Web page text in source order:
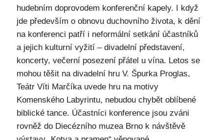
hudebním doprovodem konferenční kapely. I když
jde především o obnovu duchovního života, k dění
na konferenci patří i neformální setkání účastníků
a jejich kulturní vyžití – divadelní představení,
koncerty, večerní posezení přátel u vína. Letos se
mohou těšit na divadelní hru V. Špurka Proglas,
Teátr Víti Marčíka uvede hru na motivy
Komenského Labyrintu, nebudou chybět oblíbené
biblické tance. Účastníci konference jsou zváni
rovněž do Diecézního muzea Brno k návštěvě